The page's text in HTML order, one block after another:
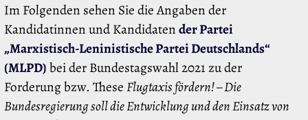
Im Folgenden sehen Sie die Angaben der
Kandidatinnen und Kandidatender Partei
„Marxistisch-Leninistische Partei Deutschlands“
(MLPD)bei der Bundestagswahl 2021 zu der
Forderung bzw. TheseFlugtaxis fördern! – Die
Bundesregierung soll die Entwicklung und den Einsatz von